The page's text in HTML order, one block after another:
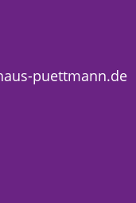
puettmann.de